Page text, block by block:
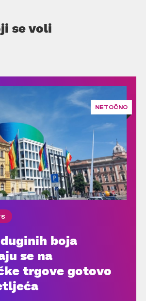
se voli
NETOČNO
boja
se na
trgove gotovo